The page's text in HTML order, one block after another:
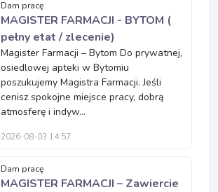
Dam pracę
MAGISTER FARMACJI - BYTOM (
pełny etat / zlecenie)
Magister Farmacji – Bytom Do prywatnej,
osiedlowej apteki w Bytomiu
poszukujemy Magistra Farmacji. Jeśli
cenisz spokojne miejsce pracy, dobrą
atmosferę i indyw...
2026-08-03 14:57
Dam pracę
MAGISTER FARMACJI – Zawiercie